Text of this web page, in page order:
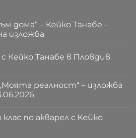
дома“ – Кейко Танабе –
изложба
Кейко Танабе в Пловдив
реалност“ – изложба
по акварел с Кейко